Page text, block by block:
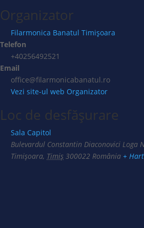
Organizator
Filarmonica Banatul Timișoara
Telefon
+40256492521
Email
office@filarmonicabanatul.ro
Vezi site-ul web Organizator
Loc de desfășurare
Sala Capitol
Bulevardul Constantin Diaconovici Loga
Timișoara, Timiș 300022 România +